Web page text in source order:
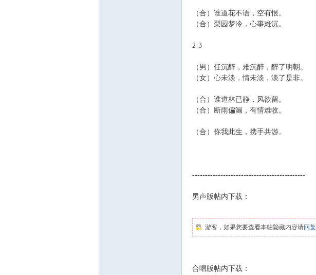
（合）谁道花不语，空有恨。
（合）梨园梦冷，心事难沉。
2-3
（男）任沉醉，难沉醉，醉了明朝。
（女）心未淡，情未淡，淡了是非。
（合）谁道林已静，风欲留。
（合）断雨偏漏，有情难收。
（合）你我此生，携手共游。
--------------------------------------------
男声版帖内下载：
游客，如果您要查看本帖隐藏内容请回复
合唱版帖内下载：